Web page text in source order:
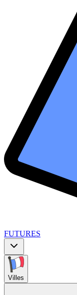
FUTURES
Villes